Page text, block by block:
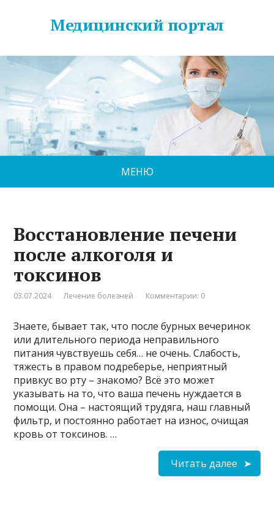
Медицинский портал
МЕНЮ
Восстановление печени
после алкоголя и
токсинов
03.07.2024 Лечение болезней Комментарии: 0
Знаете, бывает так, что после бурных вечеринок
или длительного периода неправильного
питания чувствуешь себя… не очень. Слабость,
тяжесть в правом подреберье, неприятный
привкус во рту – знакомо? Всё это может
указывать на то, что ваша печень нуждается в
помощи. Она – настоящий трудяга, наш главный
фильтр, и постоянно работает на износ, очищая
кровь от токсинов. …
Читать далее